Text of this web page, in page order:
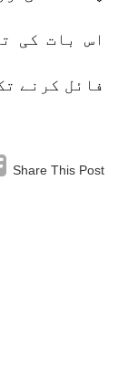
اس بات کی
فائل کرنے
Share This Post